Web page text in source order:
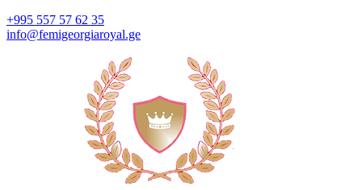
+995 557 57 62 35
info@femigeorgiaroyal.ge